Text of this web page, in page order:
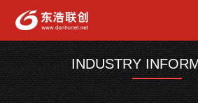
INDUSTRY